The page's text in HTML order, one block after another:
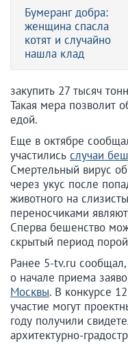
Бумеранг добра:
женщина спасла
котят и случайно
нашла клад
закупить 27 тысяч
Такая мера позволит
едой.
Еще в октябре
участились случаи
Смертельный вирус
через укус после
животного на
переносчиками
Сперва бешенство
скрытый период
Ранее 5-tv.ru
о начале приема
Москвы. В конкурсе
участие могут
году получили
архитектурно-